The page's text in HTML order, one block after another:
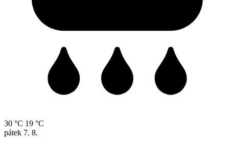
30 °C 19 °C
pátek 7. 8.